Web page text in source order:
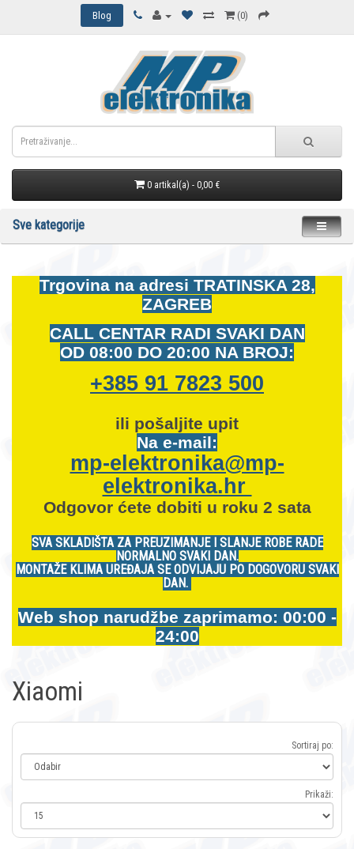
Blog (0)
0 artikal(a) - 0,00 €
Sve kategorije
Trgovina na adresi TRATINSKA 28,
ZAGREB
CALL CENTAR RADI SVAKI DAN
OD 08:00 DO 20:00 NA BROJ:
+385 91 7823 500
ili pošaljite upit
Na e-mail:
mp-elektronika@mp-
elektronika.hr
Odgovor ćete dobiti u roku 2 sata
SVA SKLADIŠTA ZA PREUZIMANJE I SLANJE ROBE RADE
NORMALNO SVAKI DAN.
MONTAŽE KLIMA UREĐAJA SE ODVIJAJU PO DOGOVORU SVAKI
DAN.
Web shop narudžbe zaprimamo: 00:00 -
24:00
Xiaomi
Sortiraj po:
Prikaži: